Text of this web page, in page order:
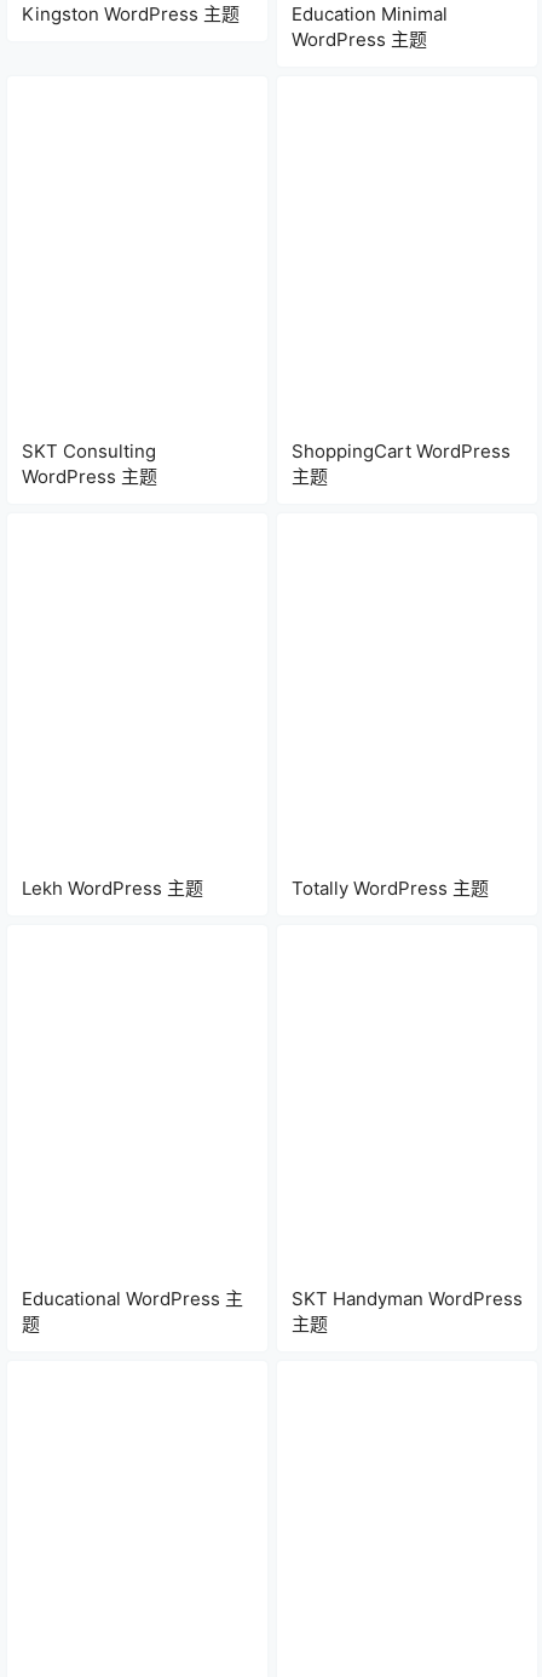
Kingston WordPress 主题
Education Minimal
WordPress 主题
SKT Consulting
WordPress 主题
ShoppingCart WordPress
主题
Lekh WordPress 主题 Totally WordPress 主题
Educational WordPress 主
题
SKT Handyman WordPress
主题